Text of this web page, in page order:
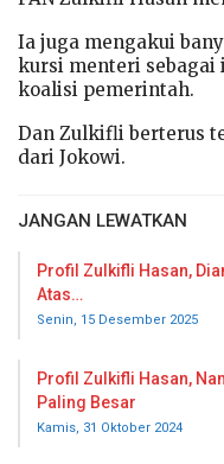
Ia juga mengakui
kursi menteri sebagai
koalisi pemerintah.
Dan Zulkifli berterus
dari Jokowi.
JANGAN LEWATKAN
Profil Zulkifli Hasan,
Atas…
Senin, 15 Desember 2025
Profil Zulkifli Hasan,
Paling Besar
Kamis, 31 Oktober 2024